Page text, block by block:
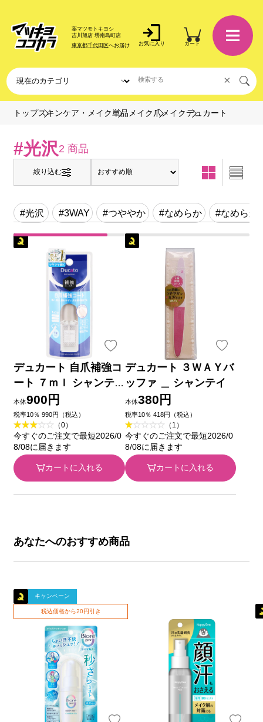
薬マツモトキヨシ
吉川旭店 堺南島町店
東京都千代田区へお届け お気に入り カート
×
トップスキンケア・メイク単品メイク 爪メイクデュカート
#光沢2 商品
絞り込む
#光沢 #3WAY #つややか #なめらか #なめらか
デュカート 自爪補強コ
ート ７ｍｌ シャンテ
イ
本体900円
税率10％ 990円（税込）
（0）
今すぐのご注文で最短2026/0
8/08に届きます
カートに入れる
デュカート ３ＷＡＹバ
ッファ ＿ シャンテイ
本体380円
税率10％ 418円（税込）
（1）
今すぐのご注文で最短2026/0
8/08に届きます
カートに入れる
あなたへのおすすめ商品
キャンペーン
税込価格から20円引き